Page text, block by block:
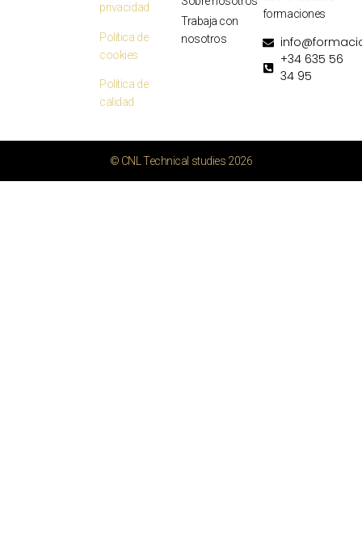
privacidad
Política de
cookies
Política de
calidad
Trabaja con
nosotros
formaciones
+34 635 56
34 95
© CNL Technical studies 2026